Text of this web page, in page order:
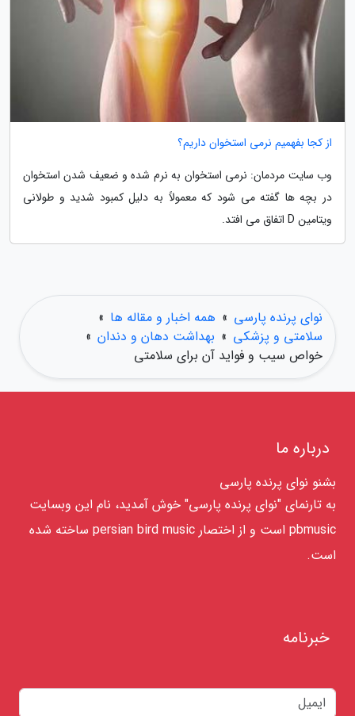
از کجا بفهمیم نرمی استخوان داریم؟
وب سایت مردمان: نرمی استخوان به نرم شده و ضعیف شدن استخوان
در بچه ها گفته می شود که معمولاً به دلیل کمبود شدید و طولانی
ویتامین D اتفاق می افتد.
نوای پرنده پارسی » همه اخبار و مقاله ها »
سلامتی و پزشکی » بهداشت دهان و دندان »
خواص سیب و فواید آن برای سلامتی
درباره ما
بشنو نوای پرنده پارسی
به تارنمای "نوای پرنده پارسی" خوش آمدید، نام این وبسایت
pbmusic است و از اختصار persian bird music ساخته شده
است.
خبرنامه